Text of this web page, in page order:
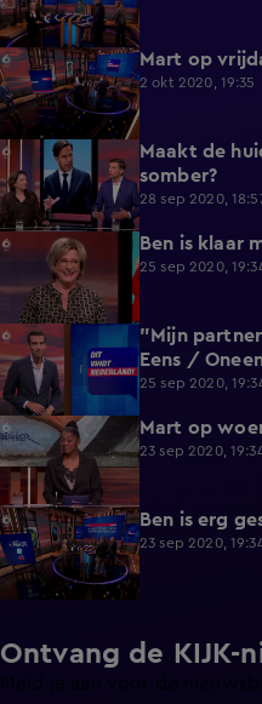
4:10 Mart op
2 okt 2020, 19:35
0:40
Maakt de
somber?
28 sep 2020,
0:34 Ben is klaar
25 sep 2020,
0:16
"Mijn
Eens /
25 sep 2020,
4:00 Mart op
23 sep 2020,
2:42 Ben is erg
23 sep 2020,
Ontvang de KIJK-
Meld je aan voor de